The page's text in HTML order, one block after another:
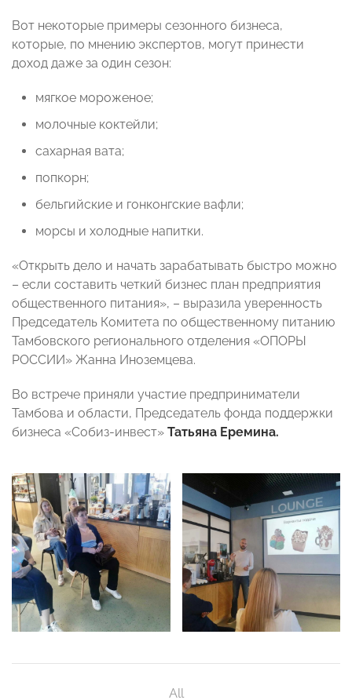
Вот некоторые примеры сезонного бизнеса,
которые, по мнению экспертов, могут принести
доход даже за один сезон:
мягкое мороженое;
молочные коктейли;
сахарная вата;
попкорн;
бельгийские и гонконгские вафли;
морсы и холодные напитки.
«Открыть дело и начать зарабатывать быстро можно
– если составить четкий бизнес план предприятия
общественного питания», – выразила уверенность
Председатель Комитета по общественному питанию
Тамбовского регионального отделения «ОПОРЫ
РОССИИ» Жанна Иноземцева.
Во встрече приняли участие предприниматели
Тамбова и области, Председатель фонда поддержки
бизнеса «Собиз-инвест» Татьяна Еремина.
All